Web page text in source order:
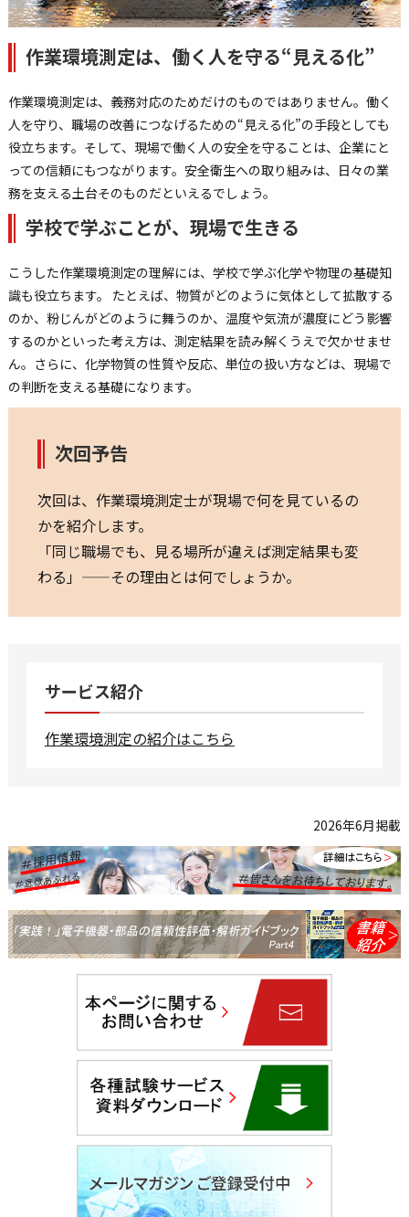
作業環境測定は、働く人を守る“見える化”
作業環境測定は、義務対応のためだけのものではありません。働く
人を守り、職場の改善につなげるための“見える化”の手段としても
役立ちます。そして、現場で働く人の安全を守ることは、企業にと
っての信頼にもつながります。安全衛生への取り組みは、日々の業
務を支える土台そのものだといえるでしょう。
学校で学ぶことが、現場で生きる
こうした作業環境測定の理解には、学校で学ぶ化学や物理の基礎知
識も役立ちます。 たとえば、物質がどのように気体として拡散する
のか、粉じんがどのように舞うのか、温度や気流が濃度にどう影響
するのかといった考え方は、測定結果を読み解くうえで欠かせませ
ん。さらに、化学物質の性質や反応、単位の扱い方などは、現場で
の判断を支える基礎になります。
次回予告
次回は、作業環境測定士が現場で何を見ているの
かを紹介します。
「同じ職場でも、見る場所が違えば測定結果も変
わる」——その理由とは何でしょうか。
サービス紹介
作業環境測定の紹介はこちら
2026年6月掲載